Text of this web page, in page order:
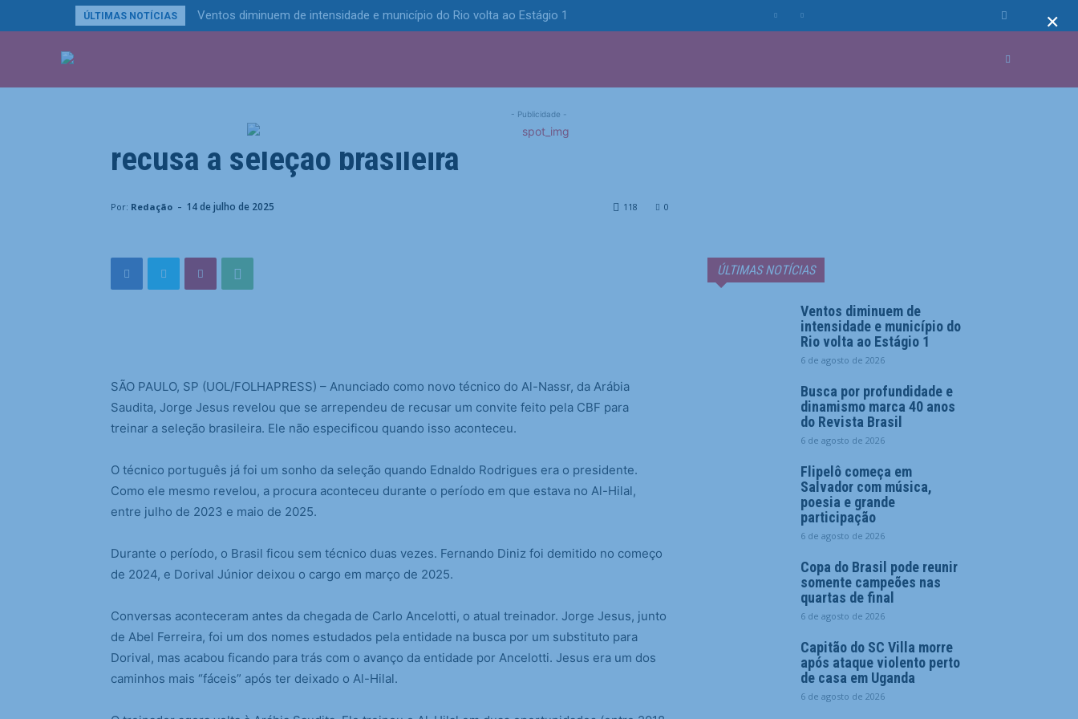
ÚLTIMAS NOTÍCIAS Ventos diminuem de intensidade e município do Rio volta ao Estágio 1
- Publicidade -
Esportes
Jorge Jesus revela arrependimento por
recusa à seleção brasileira
Por: Redação - 14 de julho de 2025 0
118
SÃO PAULO, SP (UOL/FOLHAPRESS) – Anunciado como novo técnico do Al-Nassr, da Arábia
Saudita, Jorge Jesus revelou que se arrependeu de recusar um convite feito pela CBF para
treinar a seleção brasileira. Ele não especificou quando isso aconteceu.
O técnico português já foi um sonho da seleção quando Ednaldo Rodrigues era o presidente.
Como ele mesmo revelou, a procura aconteceu durante o período em que estava no Al-Hilal,
entre julho de 2023 e maio de 2025.
Durante o período, o Brasil ficou sem técnico duas vezes. Fernando Diniz foi demitido no começo
de 2024, e Dorival Júnior deixou o cargo em março de 2025.
Conversas aconteceram antes da chegada de Carlo Ancelotti, o atual treinador. Jorge Jesus, junto
de Abel Ferreira, foi um dos nomes estudados pela entidade na busca por um substituto para
Dorival, mas acabou ficando para trás com o avanço da entidade por Ancelotti. Jesus era um dos
caminhos mais “fáceis” após ter deixado o Al-Hilal.
ÚLTIMAS NOTÍCIAS
Ventos diminuem de
intensidade e município do
Rio volta ao Estágio 1
6 de agosto de 2026
Busca por profundidade e
dinamismo marca 40 anos
do Revista Brasil
6 de agosto de 2026
Flipelô começa em
Salvador com música,
poesia e grande
participação
6 de agosto de 2026
Copa do Brasil pode reunir
somente campeões nas
quartas de final
6 de agosto de 2026
Capitão do SC Villa morre
após ataque violento perto
de casa em Uganda
6 de agosto de 2026
×